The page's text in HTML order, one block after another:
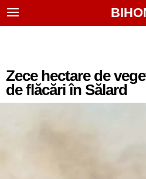
Zece hectare de
de flăcări în Sălard